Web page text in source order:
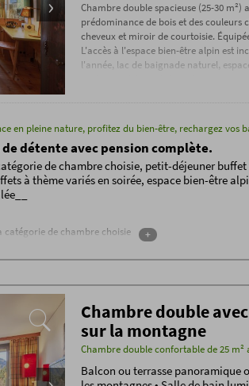
Chambre double spacieuse (25-30
prédominance de bois et des couleurs
cheveux et miroir de courtoisie.
L'accès à l'espace bien-être alpin est
l'année, lac de baignade naturel,
en pleine nature, profitez du bien-être, rechargez vos
de détente avec pension complète.
de chambre choisie, petit-déjeuner
à thème variés en soirée, espace bien-être
catégorie de chambre choisie
en soirée (choix variés)
tout l'hôtel
bien-être alpin de 1 500 m²* avec piscine extérieure
sauna de l'Allgäu, bain de pierre, bain de lin de
salle de méditation, salle de relaxation panoramique,
équipée d'appareils Technogym de dernière génération*
+
Chambre double
sur la montagne
Chambre double confortable de 25
Balcon ou terrasse panoramique